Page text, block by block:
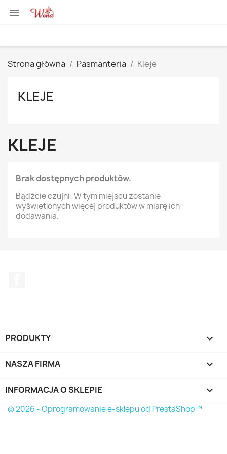

Strona główna Pasmanteria Kleje
KLEJE
KLEJE
Brak dostępnych produktów.
Bądźcie czujni! W tym miejscu zostanie
wyświetlonych więcej produktów w miarę ich
dodawania.
PRODUKTY 
NASZA FIRMA 
INFORMACJA O SKLEPIE keyboard_arrow_down
© 2026 - Oprogramowanie e-sklepu od PrestaShop™